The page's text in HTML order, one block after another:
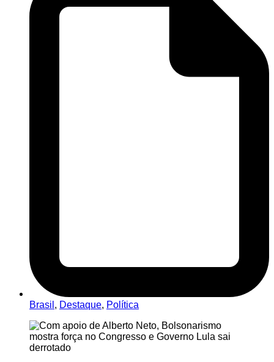
Brasil , Destaque, Política